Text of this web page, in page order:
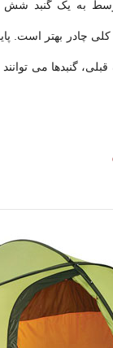
به یک گنبد شش
کلی چادر بهتر است.
گنبدها می